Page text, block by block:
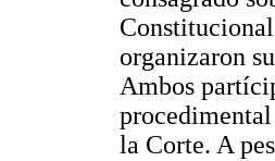
organizaron
Ambos
la Corte. A